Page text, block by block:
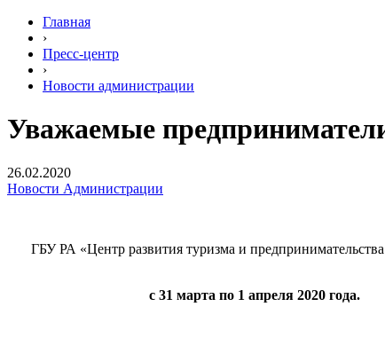
Главная
›
Пресс-центр
›
Новости администрации
Уважаемые
26.02.2020
Новости Администрации
ГБУ РА «Центр развития туризма и
с 31 марта по 1 апреля 2020 года.